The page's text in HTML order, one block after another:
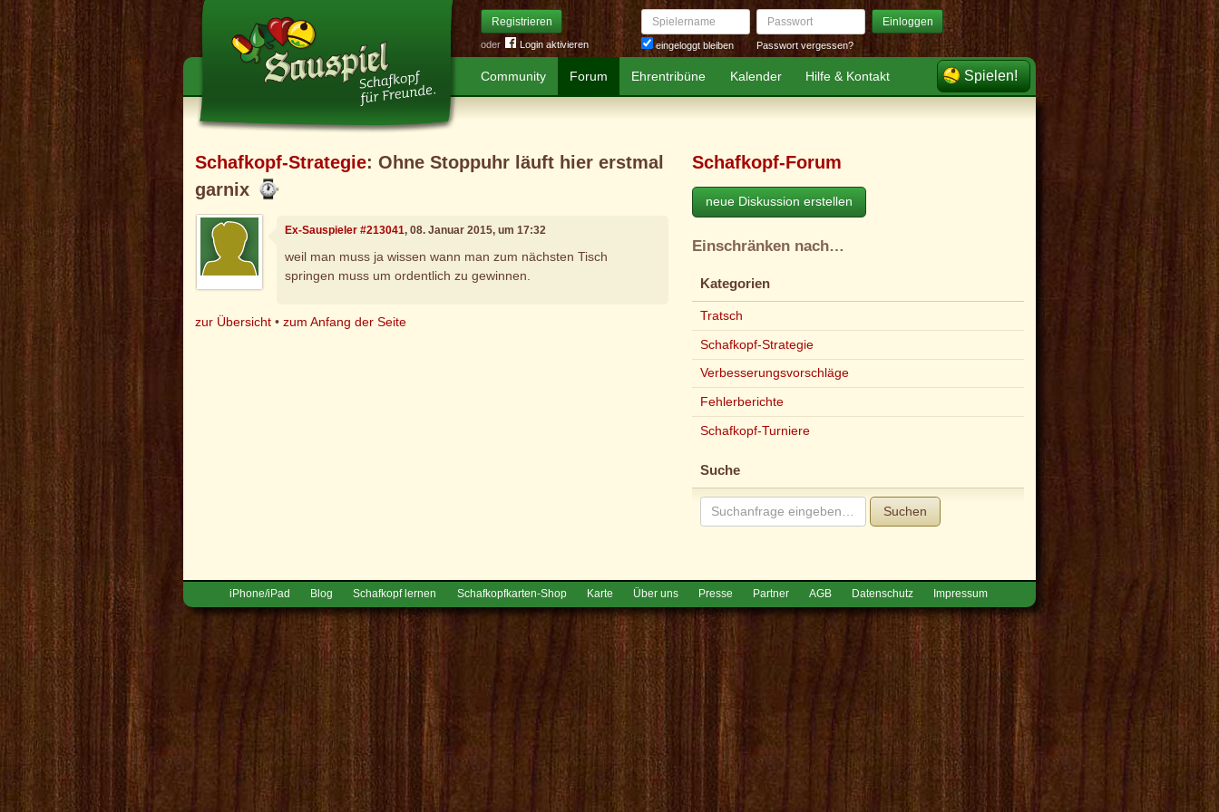
Registrieren
oder Login aktivieren
Spielername
eingeloggt bleiben
Passwort Einloggen
Passwort vergessen?
Community Forum Ehrentribüne Kalender Hilfe & Kontakt Spielen!
Schafkopf-Strategie: Ohne Stoppuhr läuft hier erstmal
garnix
Ex-Sauspieler #213041, 08. Januar 2015, um 17:32
weil man muss ja wissen wann man zum nächsten Tisch
springen muss um ordentlich zu gewinnen.
zur Übersicht •zum Anfang der Seite
Schafkopf-Forum
neue Diskussion erstellen
Einschränken nach…
Kategorien
Tratsch
Schafkopf-Strategie
Verbesserungsvorschläge
Fehlerberichte
Schafkopf-Turniere
Suche
Suchen
iPhone/iPad Blog Schafkopf lernen Schafkopfkarten-Shop Karte Über uns Presse Partner AGB Datenschutz Impressum